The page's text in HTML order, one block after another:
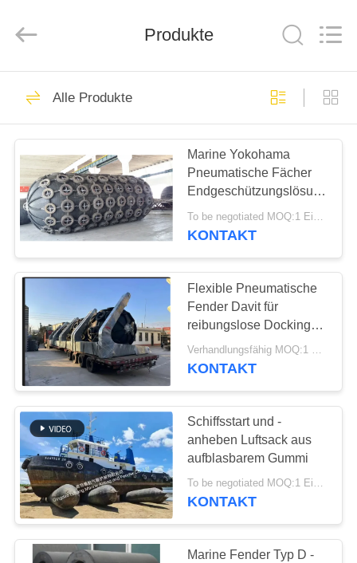
HAUSE
PRODUKTE
ÜBER
UNS
WERKSBESICHTIGUNG
QUALITÄTSKONTROLLE
KONTAKT
MIT
UNS
BITTE UM
EIN
ANGEBOT
Fender
Pneumatischer
Marinefender
pneumatischer
Fender Yokohamas
43
Pneumatische
Gummipuffer
Produkte
Alle Produkte
Marine Yokohama
Pneumatische Fächer
Endgeschützungslösung
für Schiffsstrukturen
To be negotiated MOQ:1 Einheit
KONTAKT
Flexible Pneumatische
Fender Davit für
reibungslose Docking-
Operationen
Verhandlungsfähig MOQ:1 Einheit
KONTAKT
Schiffsstart und -
anheben Luftsack aus
aufblasbarem Gummi
To be negotiated MOQ:1 Einheit
KONTAKT
Marine Fender Typ D -